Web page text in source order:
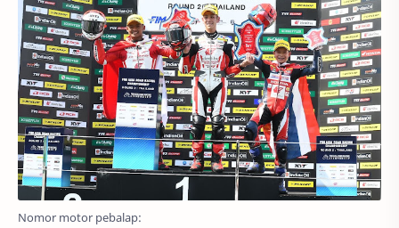
Nomor motor pebalap: